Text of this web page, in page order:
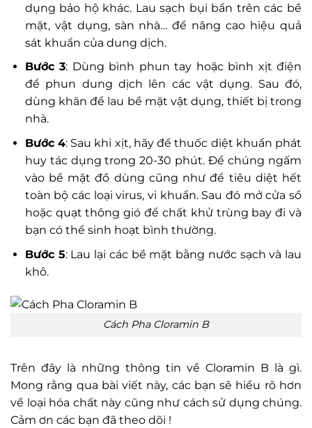
dụng bảo hộ khác. Lau sạch bụi bẩn trên các bề
mặt, vật dụng, sàn nhà… để nâng cao hiệu quả
sát khuẩn của dung dịch.
Bước 3: Dùng bình phun tay hoặc bình xịt điện
để phun dung dịch lên các vật dụng. Sau đó,
dùng khăn để lau bề mặt vật dụng, thiết bị trong
nhà.
Bước 4: Sau khi xịt, hãy để thuốc diệt khuẩn phát
huy tác dụng trong 20-30 phút. Để chúng ngấm
vào bề mặt đồ dùng cũng như để tiêu diệt hết
toàn bộ các loại virus, vi khuẩn. Sau đó mở cửa sổ
hoặc quạt thông gió để chất khử trùng bay đi và
bạn có thể sinh hoạt bình thường.
Bước 5: Lau lại các bề mặt bằng nước sạch và lau
khô.
Cách Pha Cloramin B
Trên đây là những thông tin về Cloramin B là gì.
Mong rằng qua bài viết này, các bạn sẽ hiểu rõ hơn
về loại hóa chất này cũng như cách sử dụng chúng.
Cảm ơn các bạn đã theo dõi !